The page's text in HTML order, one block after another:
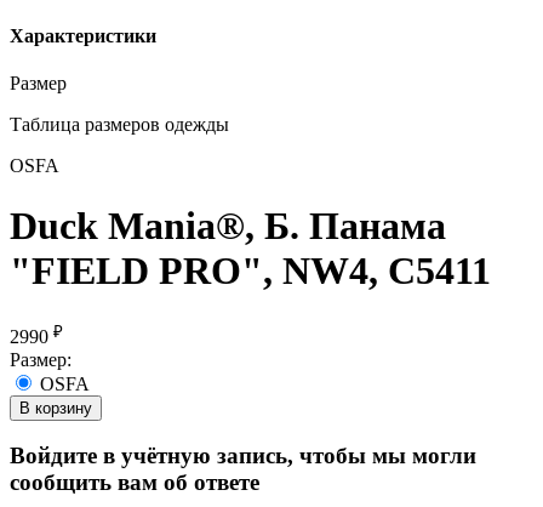
Характеристики
Размер
Таблица размеров одежды
OSFA
Duck Mania®, Б. Панама
"FIELD PRO", NW4, С5411
2990 ₽
Размер:
OSFA
В корзину
Войдите в учётную запись, чтобы мы могли
сообщить вам об ответе